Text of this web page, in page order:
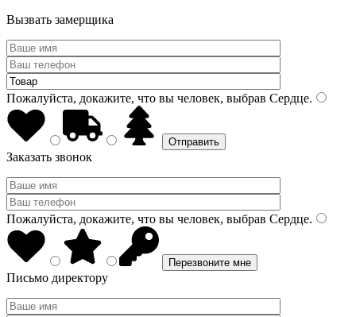
Вызвать замерщика
Пожалуйста, докажите, что вы человек, выбрав Сердце.
Заказать звонок
Пожалуйста, докажите, что вы человек, выбрав Сердце.
Письмо директору